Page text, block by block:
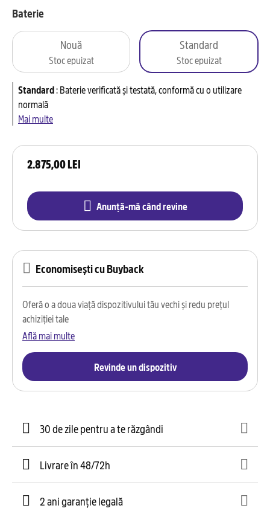
2.875,00 LEI
Anunță-mă când revine
Baterie
Nouă
Stoc epuizat
Standard
Stoc epuizat
Standard:Baterie verificată și testată, conformă cu o utilizare
normală
Mai multe
Economisești cu Buyback
Oferă o a doua viață dispozitivului tău vechi și redu prețul
achiziției tale
Află mai multe
Revinde un dispozitiv
30 de zile pentru a te răzgândi
Livrare în 48/72h
2 ani garanție legală